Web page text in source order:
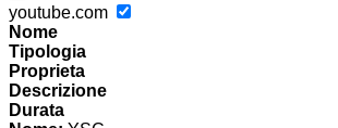
youtube.com
Nome
Tipologia
Proprieta
Descrizione
Durata